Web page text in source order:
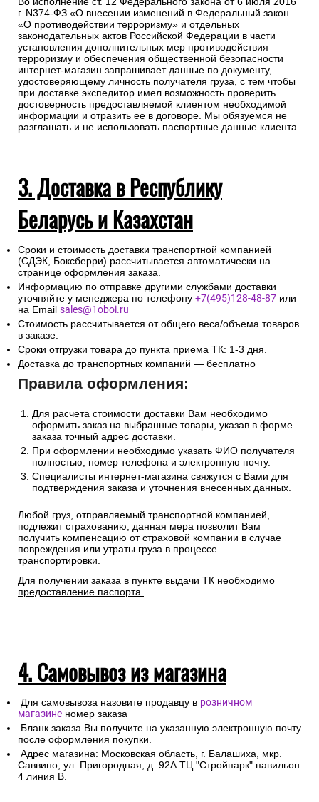
г. N374-ФЗ «О внесении изменений в Федеральный закон
«О противодействии терроризму» и отдельных
законодательных актов Российской Федерации в части
установления дополнительных мер противодействия
терроризму и обеспечения общественной безопасности
интернет-магазин запрашивает данные по документу,
удостоверяющему личность получателя груза, с тем чтобы
при доставке экспедитор имел возможность проверить
достоверность предоставляемой клиентом необходимой
информации и отразить ее в договоре. Мы обязуемся не
разглашать и не использовать паспортные данные клиента.
3. Доставка в Республику
Беларусь и Казахстан
Сроки и стоимость доставки транспортной компанией
(СДЭК, Боксберри) рассчитывается автоматически на
странице оформления заказа.
Информацию по отправке другими службами доставки
уточняйте у менеджера по телефону +7(495)128-48-87 или
на Email sales@1oboi.ru
Стоимость рассчитывается от общего веса/объема товаров
в заказе.
Сроки отгрузки товара до пункта приема ТК: 1-3 дня.
Доставка до транспортных компаний — бесплатно
Правила оформления:
Для расчета стоимости доставки Вам необходимо
оформить заказ на выбранные товары, указав в форме
заказа точный адрес доставки.
При оформлении необходимо указать ФИО получателя
полностью, номер телефона и электронную почту.
Специалисты интернет-магазина свяжутся с Вами для
подтверждения заказа и уточнения внесенных данных.
Любой груз, отправляемый транспортной компанией,
подлежит страхованию, данная мера позволит Вам
получить компенсацию от страховой компании в случае
повреждения или утраты груза в процессе
транспортировки.
Для получении заказа в пункте выдачи ТК необходимо
предоставление паспорта.
4. Самовывоз из магазина
Для самовывоза назовите продавцу в розничном
магазине номер заказа
Бланк заказа Вы получите на указанную электронную почту
после оформления покупки.
Адрес магазина: Московская область, г. Балашиха, мкр.
Саввино, ул. Пригородная, д. 92А ТЦ "Стройпарк" павильон
4 линия В.